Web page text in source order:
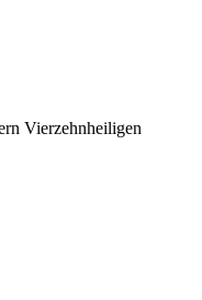
Vierzehnheiligen